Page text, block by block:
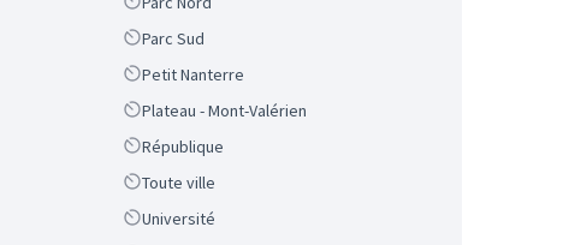
ScopeParc Sud
ScopePetit Nanterre
ScopePlateau - Mont-Valérien
ScopeRépublique
ScopeToute ville
ScopeUniversité